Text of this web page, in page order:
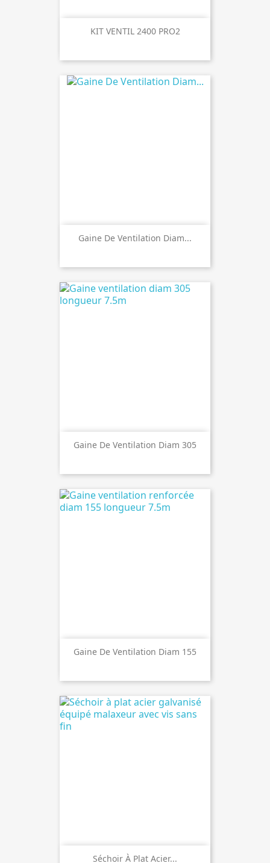
KIT VENTIL 2400 PRO2
Gaine De Ventilation Diam...
Gaine De Ventilation Diam 305
Gaine De Ventilation Diam 155
Séchoir À Plat Acier...